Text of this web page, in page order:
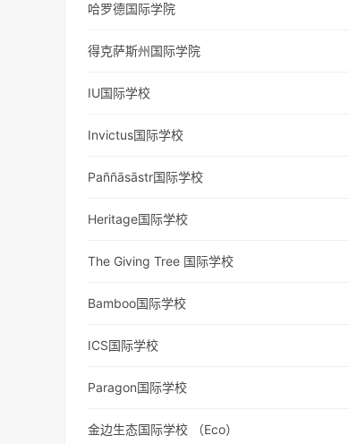
哈罗德国际学院
得克萨斯州国际学院
IU国际学校
Invictus国际学校
Paññāsāstr国际学校
Heritage国际学校
The Giving Tree 国际学校
Bamboo国际学校
ICS国际学校
Paragon国际学校
金边生态国际学校 （Eco）